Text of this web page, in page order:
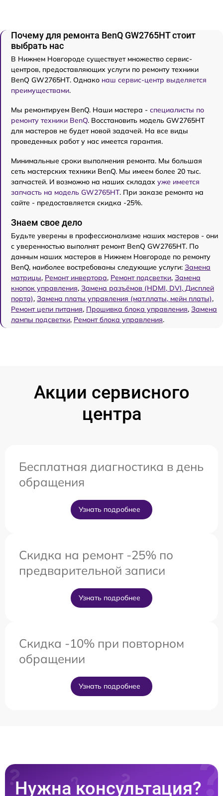
Почему для ремонта BenQ GW2765HT стоит
выбрать нас
В Нижнем Новгороде существует множество сервис-
центров, предоставляющих услуги по ремонту техники
BenQ GW2765HT. Однако наш сервис-центр выделяется
преимуществами.
Мы ремонтируем BenQ. Наши мастера - специалисты по
ремонту техники BenQ. Восстановить модель GW2765HT
для мастеров не будет новой задачей. На все виды
проведенных работ у нас имеется гарантия.
Минимальные сроки выполнения ремонта. Мы большая
сеть мастерских техники BenQ. Мы имеем более 20 тыс.
запчастей. И возможно на наших складах уже имеется
запчасть на модель GW2765HT. При заказе ремонта на
сайте - предоставляется скидка -25%.
Знаем свое дело
Будьте уверены в профессионализме наших мастеров - они
с уверенностью выполнят ремонт BenQ GW2765HT. По
данным наших мастеров в Нижнем Новгороде по ремонту
BenQ, наиболее востребованы следующие услуги: Замена
матрицы, Ремонт инвертора, Ремонт подсветки, Замена
кнопок управления, Замена разъёмов (HDMI, DVI, Дисплей
порта), Замена платы управления (мат.платы, мейн платы),
Ремонт цепи питания, Прошивка блока управления, Замена
лампы подсветки, Ремонт блока управления.
Акции сервисного
центра
Бесплатная диагностика в день
обращения
Узнать подробнее
Скидка на ремонт -25% по
предварительной записи
Узнать подробнее
Скидка -10% при повторном
обращении
Узнать подробнее
Нужна консультация?